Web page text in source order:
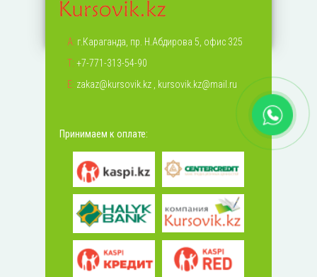
А: г.Караганда, пр. Н.Абдирова 5, офис 325
Т: +7-771-313-54-90
Е: zakaz@kursovik.kz kursovik.kz@mail.ru
Принимаем к оплате: